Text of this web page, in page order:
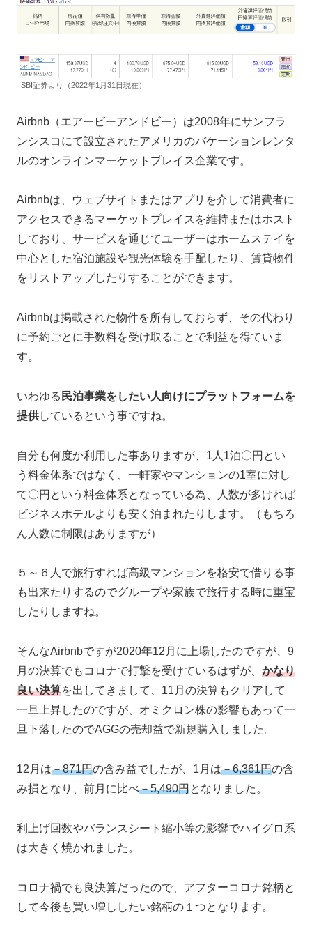
SBI証券より（2022年1月31日現在）
Airbnb（エアービーアンドビー）は2008年にサンフラ
ンシスコにて設立されたアメリカのバケーションレンタ
ルのオンラインマーケットプレイス企業です。
Airbnbは、ウェブサイトまたはアプリを介して消費者に
アクセスできるマーケットプレイスを維持またはホスト
しており、サービスを通じてユーザーはホームステイを
中心とした宿泊施設や観光体験を手配したり、賃貸物件
をリストアップしたりすることができます。
Airbnbは掲載された物件を所有しておらず、その代わり
に予約ごとに手数料を受け取ることで利益を得ていま
す。
いわゆる 民泊事業をしたい人向けにプラットフォームを
提供しているという事ですね。
自分も何度か利用した事ありますが、1人1泊〇円とい
う料金体系ではなく、一軒家やマンションの1室に対し
て〇円という料金体系となっている為、人数が多ければ
ビジネスホテルよりも安く泊まれたりします。（もちろ
ん人数に制限はありますが）
５～６人で旅行すれば高級マンションを格安で借りる事
も出来たりするのでグループや家族で旅行する時に重宝
したりしますね。
そんなAirbnbですが2020年12月に上場したのですが、9
月の決算でもコロナで打撃を受けているはずが、 かなり
良い決算を出してきまして、11月の決算もクリアして
一旦上昇したのですが、オミクロン株の影響もあって一
旦下落したのでAGGの売却益で新規購入しました。
12月は－871円の含み益でしたが、1月は－6,361円の含
み損となり、前月に比べ－5,490円となりました。
利上げ回数やバランスシート縮小等の影響でハイグロ系
は大きく焼かれました。
コロナ禍でも良決算だったので、アフターコロナ銘柄と
して今後も買い増ししたい銘柄の１つとなります。